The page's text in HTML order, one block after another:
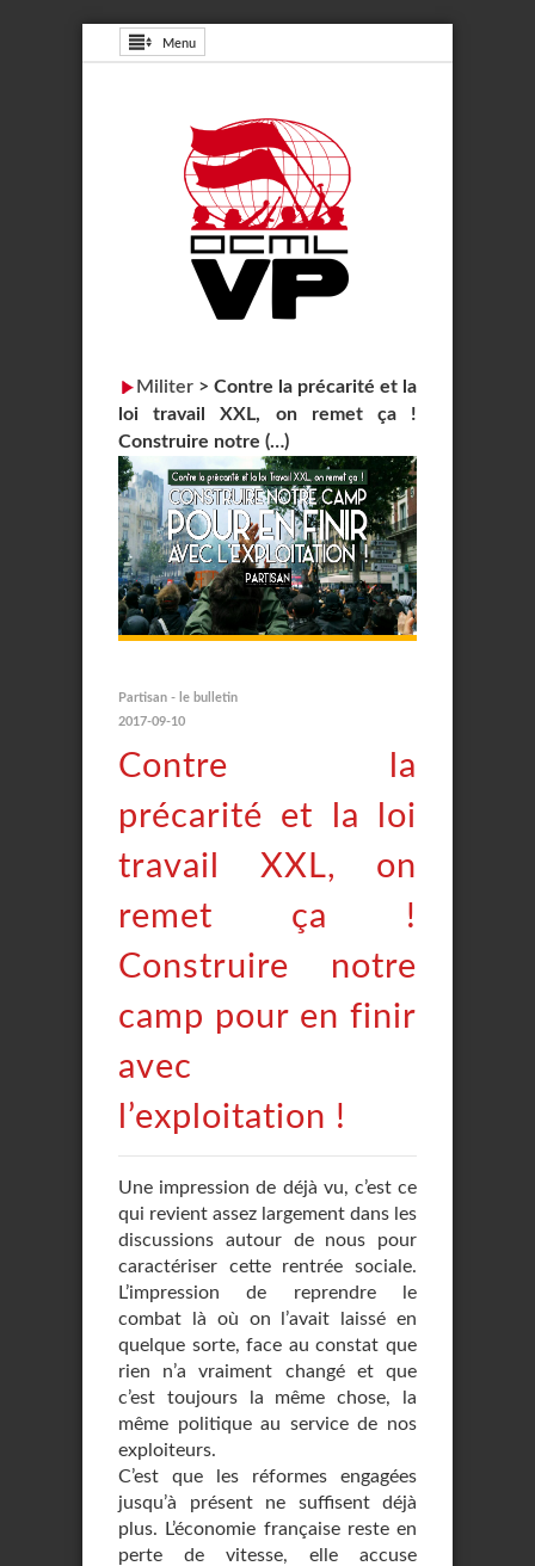
Menu
Militer > Contre la précarité et la
loi travail XXL, on remet ça !
Construire notre (…)
Partisan - le bulletin
2017-09-10
Contre la
précarité et la loi
travail XXL, on
remet ça !
Construire notre
camp pour en finir
avec
l’exploitation !
Une impression de déjà vu, c’est ce
qui revient assez largement dans les
discussions autour de nous pour
caractériser cette rentrée sociale.
L’impression de reprendre le
combat là où on l’avait laissé en
quelque sorte, face au constat que
rien n’a vraiment changé et que
c’est toujours la même chose, la
même politique au service de nos
exploiteurs.
C’est que les réformes engagées
jusqu’à présent ne suffisent déjà
plus. L’économie française reste en
perte de vitesse, elle accuse